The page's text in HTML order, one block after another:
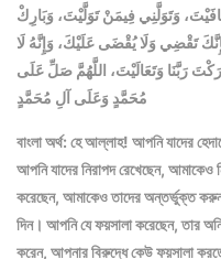
وَتَوَلَّنِي فِيمَنْ تَوَلَّيْتَ، وَبَارِكْ
تَقْضِي وَلَا يُقْضَى عَلَيْكَ، وَإِنَّهُ لَا
رَبَّنَا وَتَعَالَيْتَ، اللَّهُمَّ صَلِّ عَلَى
مُحَمَّدٍ وَعَلَى آلِ مُحَمَّدٍ
বাংলা অর্থ: হে আল্লাহ! আপনি যাদের
আপনি যাদের নিরাপদ রেখেছেন,
করেছেন, আমাকেও তাদের অন্তর্ভুক্ত
দিন। আপনি যে ফয়সালা করেছেন, তার
করেন, আপনার বিরুদ্ধে কেউ ফয়সালা